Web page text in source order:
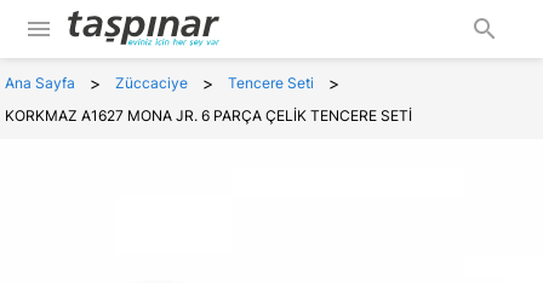
menu search
Ana Sayfa > Züccaciye > Tencere Seti >
KORKMAZ A1627 MONA JR. 6 PARÇA ÇELİK TENCERE SETİ